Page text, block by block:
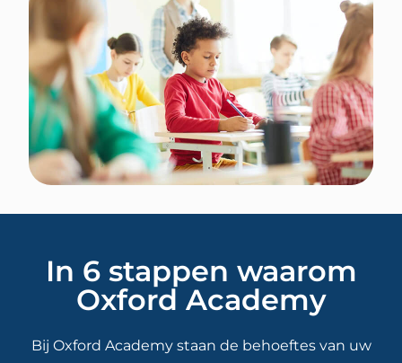
In 6 stappen waarom
Oxford Academy
Bij Oxford Academy staan de behoeftes van uw